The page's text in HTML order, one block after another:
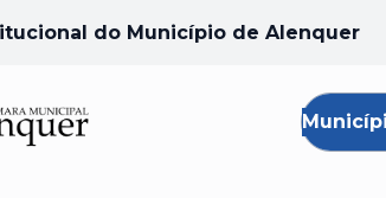
do Município de Alenquer